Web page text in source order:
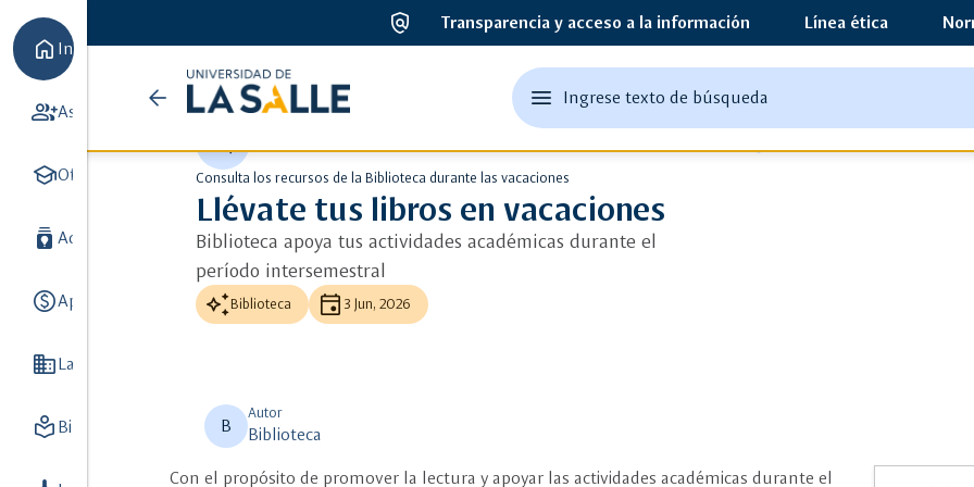
policy Transparencia y acceso a la información Línea ética
arrow_back
Universidad
de
la
Salle
menu
abrir
principal
Ingrese texto de búsqueda
edit
Ingrese
una
palabra
clave
home Inicio
group_addAspirantes
schoolOferta académica
batch_prediction Admisiones y Registro
paidApoyo Financiero
DomainLa Universidad
local_library Biblioteca
ads_click Ver más detalle
auto_awesome
Consulta los recursos de la Biblioteca durante las vacaciones
Llévate tus libros en vacaciones
Biblioteca apoya tus actividades académicas durante el
período intersemestral
auto_awesomeBiblioteca event 3 Jun, 2026
B
Autor
Biblioteca
Con el propósito de promover la lectura y apoyar las actividades académicas durante el